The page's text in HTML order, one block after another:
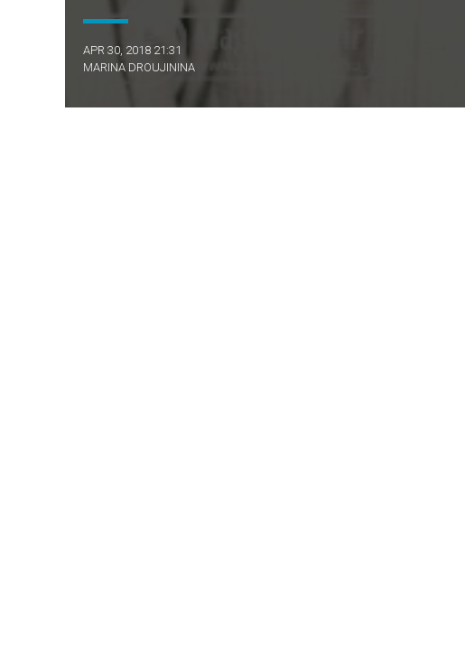
APR 30, 2018 21:31
MARINA DROUJININA